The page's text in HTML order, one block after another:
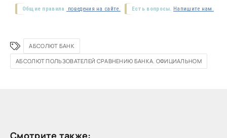
Есть вопросы. Напишите нам.
Общие правила поведения на сайте.
АБСОЛЮТ БАНК
АБСОЛЮТ ПОЛЬЗОВАТЕЛЕЙ СРАВНЕНИЮ БАНКА. ОФИЦИАЛЬНОМ
Смотрите также: